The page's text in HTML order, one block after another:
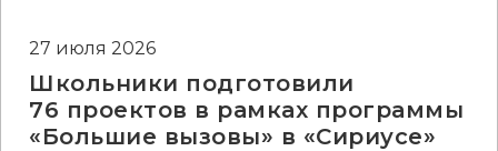
27 июля 2026
Школьники подготовили
76 проектов в рамках программы
«Большие вызовы» в «Сириусе»